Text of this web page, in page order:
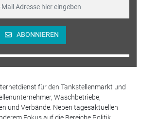
ABONNIEREN
für den Tankstellenmarkt und
Waschbetriebe,
und Verbände. Neben tagesaktuellen